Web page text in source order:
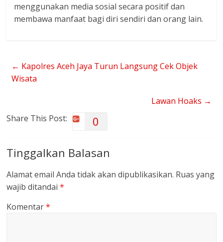
menggunakan media sosial secara positif dan
membawa manfaat bagi diri sendiri dan orang lain.
← Kapolres Aceh Jaya Turun Langsung Cek Objek
Wisata
Lawan Hoaks →
Share This Post:
0
Tinggalkan Balasan
Alamat email Anda tidak akan dipublikasikan. Ruas yang
wajib ditandai*
Komentar*